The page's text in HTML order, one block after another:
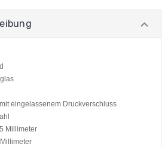
eingelassenem Druckverschluss
Millimeter